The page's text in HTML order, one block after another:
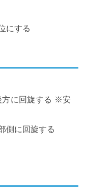
にする
方に回旋する ※安
側に回旋する